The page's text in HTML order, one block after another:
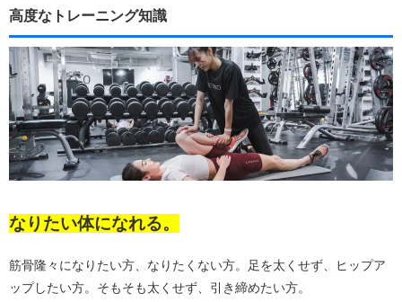
高度なトレーニング知識
なりたい体になれる。
筋骨隆々になりたい方、なりたくない方。足を太くせず、ヒップア
ップしたい方。そもそも太くせず、引き締めたい方。